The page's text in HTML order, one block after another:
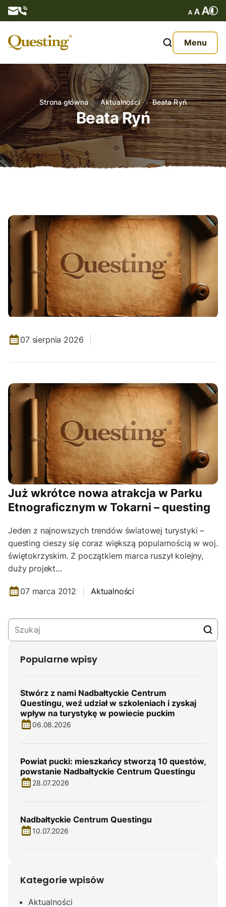
Menu
O nas
Oferta
Aktualności
Kontakt
Strona główna Aktualności Beata Ryń
Beata Ryń
07 sierpnia 2026
Już wkrótce nowa atrakcja w Parku
Etnograficznym w Tokarni – questing
Jeden z najnowszych trendów światowej turystyki –
questing cieszy się coraz większą popularnością w woj.
świętokrzyskim. Z początkiem marca ruszył kolejny,
duży projekt…
07 marca 2012 Aktualności
Popularne wpisy
Stwórz z nami Nadbałtyckie Centrum
Questingu, weź udział w szkoleniach i zyskaj
wpływ na turystykę w powiecie puckim
06.08.2026
Powiat pucki: mieszkańcy stworzą 10 questów,
powstanie Nadbałtyckie Centrum Questingu
28.07.2026
Nadbałtyckie Centrum Questingu
10.07.2026
Kategorie wpisów
Aktualności